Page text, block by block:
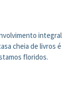
integral
cheia de livros é
floridos.